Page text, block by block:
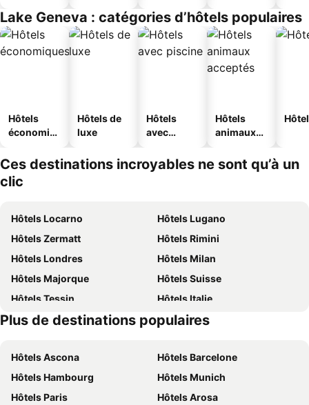
Lake Geneva : catégories d’hôtels populaires
Hôtels
économiq
Hôtels de
luxe
Hôtels
avec
Hôtels
animaux
Ces destinations incroyables ne sont qu’à un
clic
Hôtels Locarno
Hôtels Lugano
Hôtels Zermatt
Hôtels Rimini
Hôtels Londres
Hôtels Milan
Hôtels Majorque
Hôtels Suisse
Hôtels Tessin
Hôtels Italie
Hôtels Sardaigne
Hôtels Davos
Plus de destinations populaires
Hôtels Ascona
Hôtels Barcelone
Hôtels Hambourg
Hôtels Munich
Hôtels Paris
Hôtels Arosa